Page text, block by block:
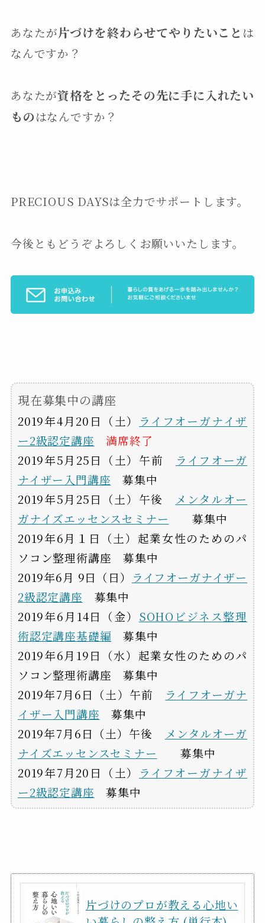
あなたが片づけを終わらせてやりたいこと は
なんですか？
あなたが資格をとったその先に手に入れたい
ものはなんですか？
PRECIOUS DAYSは全力でサポートします。
今後ともどうぞよろしくお願いいたします。
現在募集中の講座
2019年4月20日（土）
ライフオーガナイザ
ー2級認定講座
満席終了
2019年5月25日（土）午前
ライフオーガ
ナイザー入門講座 募集中
2019年5月25日（土）午後
メンタルオー
ガナイズエッセンスセミナー 募集中
2019年6月１日（土）起業女性のためのパ
ソコン整理術講座 募集中
2019年6月 9日（日） ライフオーガナイザー
2級認定講座 募集中
2019年6月14日（金） SOHOビジネス整理
術認定講座基礎編 募集中
2019年6月19日（水）起業女性のためのパ
ソコン整理術講座 募集中
2019年7月6日（土）午前
ライフオーガナ
イザー入門講座 募集中
2019年7月6日（土）午後
メンタルオーガ
ナイズエッセンスセミナー 募集中
2019年7月20日（土）
ライフオーガナイザ
ー2級認定講座 募集中
片づけのプロが教える心地い